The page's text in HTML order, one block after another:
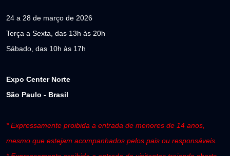
24 a 28 de março de 2026
Terça a Sexta, das 13h às 20h
Sábado, das 10h às 17h
Expo Center Norte
São Paulo - Brasil
* Expressamente proibida a entrada de menores de 14 anos,
mesmo que estejam acompanhados pelos pais ou responsáveis.